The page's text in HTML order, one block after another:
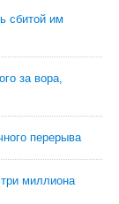
сбитой им
за вора,
перерыва
миллиона